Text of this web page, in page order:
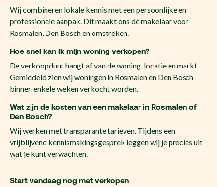
Wij combineren lokale kennis met een persoonlijke en
professionele aanpak. Dit maakt ons dé makelaar voor
Rosmalen, Den Bosch en omstreken.
Hoe snel kan ik mijn woning verkopen?
De verkoopduur hangt af van de woning, locatie en markt.
Gemiddeld zien wij woningen in Rosmalen en Den Bosch
binnen enkele weken verkocht worden.
Wat zijn de kosten van een makelaar in Rosmalen of
Den Bosch?
Wij werken met transparante tarieven. Tijdens een
vrijblijvend kennismakingsgesprek leggen wij je precies uit
wat je kunt verwachten.
Start vandaag nog met verkopen